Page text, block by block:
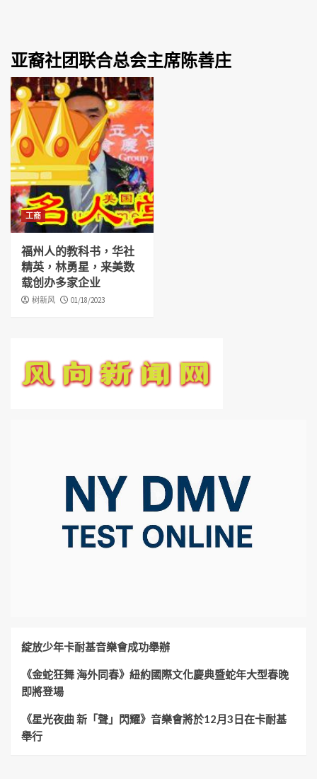
亚裔社团联合总会主席陈善庄
工商
福州人的教科书，华社
精英，林勇星，来美数
载创办多家企业
树新风 01/18/2023
綻放少年卡耐基音樂會成功舉辦
《金蛇狂舞 海外同春》紐約國際文化慶典暨蛇年大型春晚
即將登場
《星光夜曲 新「聲」閃耀》音樂會將於12月3日在卡耐基
舉行